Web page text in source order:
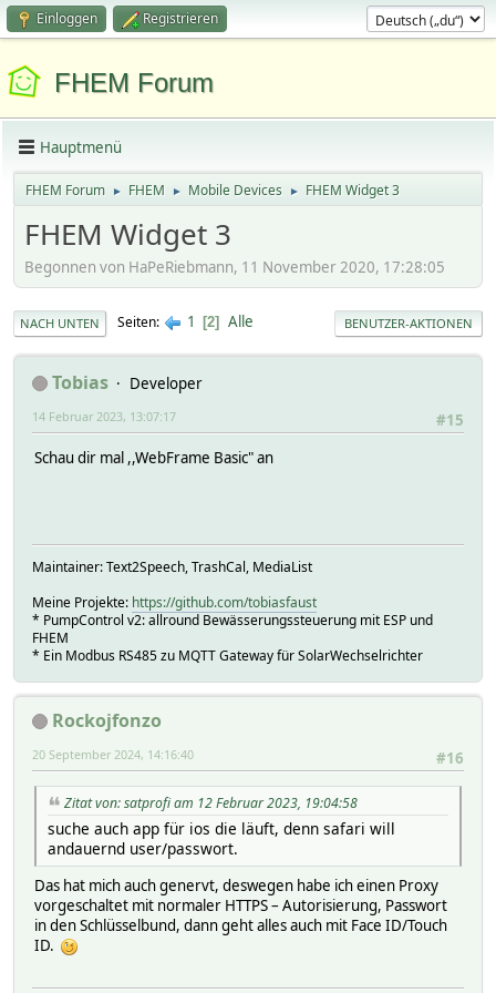
Einloggen Registrieren
FHEM Forum
Hauptmenü
FHEM Forum ► FHEM ► Mobile Devices ► FHEM Widget 3
FHEM Widget 3
Begonnen von HaPeRiebmann, 11 November 2020, 17:28:05
NACH UNTEN Seiten 1 2 Alle BENUTZER-AKTIONEN
Tobias
Developer
#15
14 Februar 2023, 13:07:17
Schau dir mal ,,WebFrame Basic" an
Maintainer: Text2Speech, TrashCal, MediaList
Meine Projekte: https://github.com/tobiasfaust
* PumpControl v2: allround Bewässerungssteuerung mit ESP und
FHEM
* Ein Modbus RS485 zu MQTT Gateway für SolarWechselrichter
Rockojfonzo
#16
20 September 2024, 14:16:40
Zitat von: satprofi am 12 Februar 2023, 19:04:58
suche auch app für ios die läuft, denn safari will
andauernd user/passwort.
Das hat mich auch genervt, deswegen habe ich einen Proxy
vorgeschaltet mit normaler HTTPS – Autorisierung, Passwort
in den Schlüsselbund, dann geht alles auch mit Face ID/Touch
ID.